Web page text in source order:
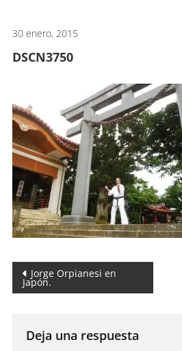
30 enero, 2015
DSCN3750
Navegación
de
entradas
Jorge Orpianesi en
Japón.
Deja una respuesta